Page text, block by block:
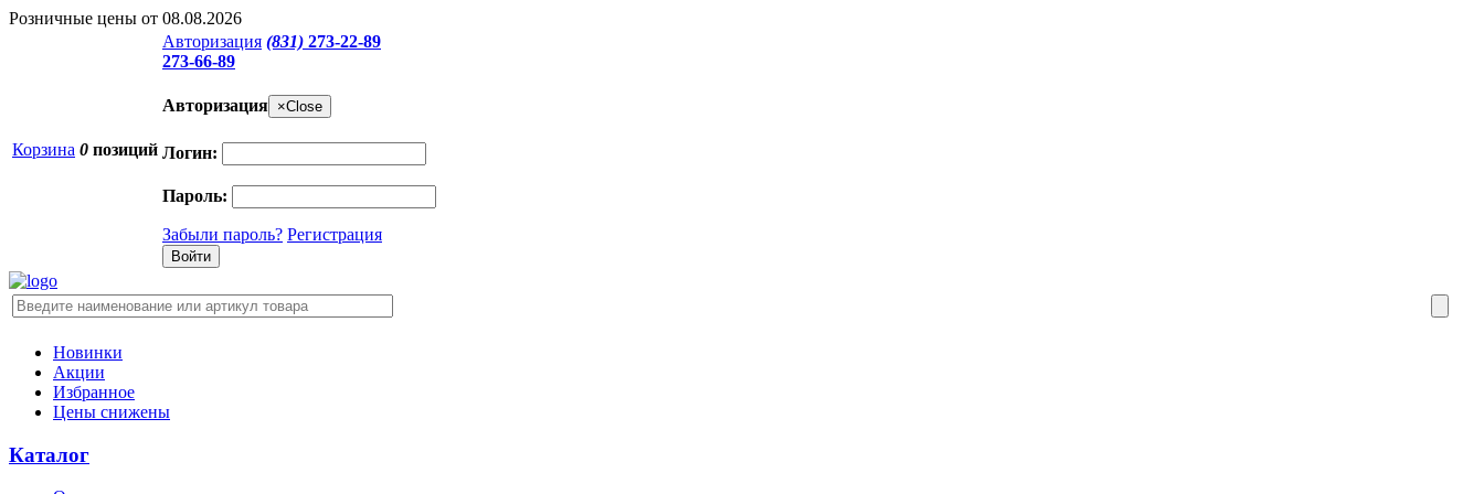
Розничные цены от 08.08.2026
Корзина 0 позиций
Авторизация (831) 273-22-89
273-66-89
Авторизация ×Close
Логин:
Пароль:
Забыли пароль? Регистрация
Новинки
Акции
Избранное
Цены снижены
Каталог